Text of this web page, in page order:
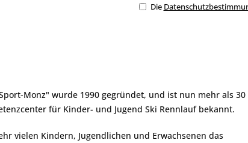
Die
Monz" wurde 1990 gegründet, und ist nun mehr als 30
für Kinder- und Jugend Ski Rennlauf bekannt.
vielen Kindern, Jugendlichen und Erwachsenen das